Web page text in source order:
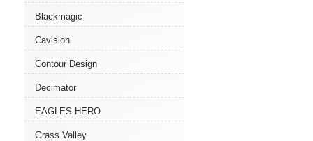
Blackmagic
Cavision
Contour Design
Decimator
EAGLES HERO
Grass Valley